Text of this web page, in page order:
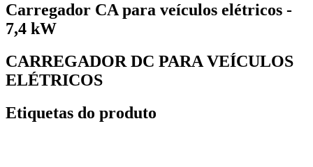
Carregador CA para veículos elétricos -
7,4 kW
CARREGADOR DC PARA VEÍCULOS
ELÉTRICOS
Etiquetas do produto